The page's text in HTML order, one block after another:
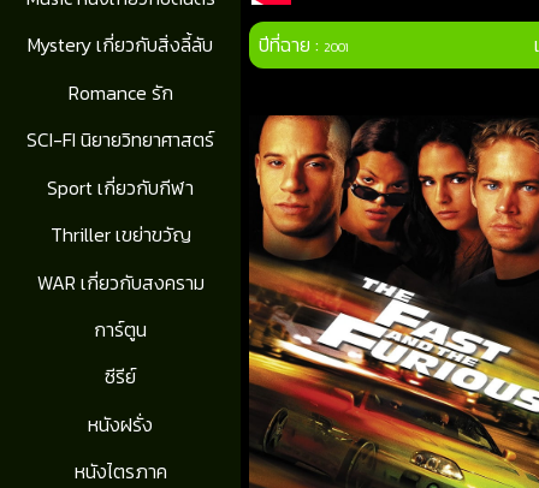
Mystery เกี่ยวกับสิ่งลี้ลับ
Romance รัก
SCI-FI นิยายวิทยาศาสตร์
Sport เกี่ยวกับกีฬา
Thriller เขย่าขวัญ
WAR เกี่ยวกับสงคราม
การ์ตูน
ซีรีย์
หนังฝรั่ง
หนังไตรภาค
ปีที่ฉาย :2001